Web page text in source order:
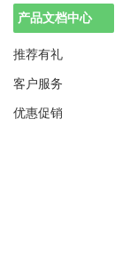
产品文档中心
推荐有礼
客户服务
优惠促销